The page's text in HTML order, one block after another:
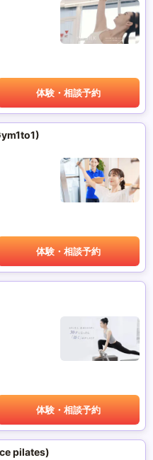
体験・相談予約
体験・相談予約
体験・相談予約
pilates)